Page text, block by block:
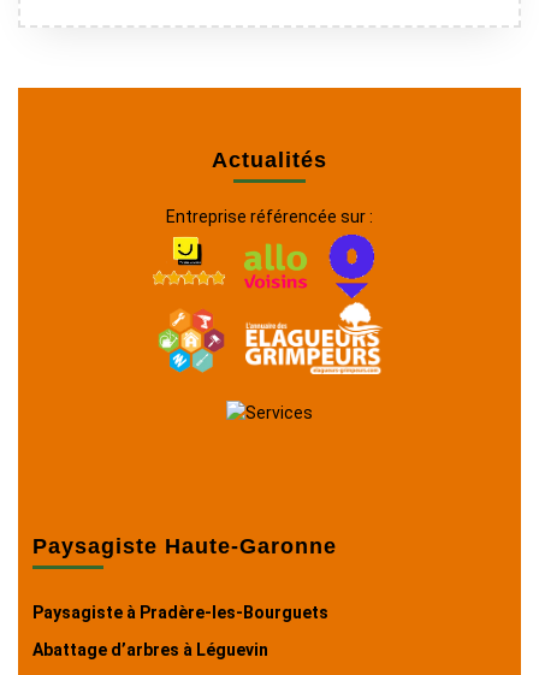
Actualités
Entreprise référencée sur :
Paysagiste Haute-Garonne
Paysagiste à Pradère-les-Bourguets
Abattage d’arbres à Léguevin